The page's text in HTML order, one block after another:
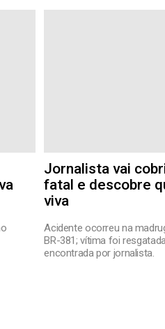
Jornalista vai
fatal e descobre
viva
Acidente ocorreu na
BR-381; vítima foi
encontrada por jornalista.